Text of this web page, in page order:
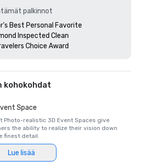
palkinnot
Best Personal Favorite
Inspected Clean
Choice Award
kohokohdat
Space
Photo-realistic 3D Event Spaces give
the ability to realize their vision down
finest detail.
Lue lisää